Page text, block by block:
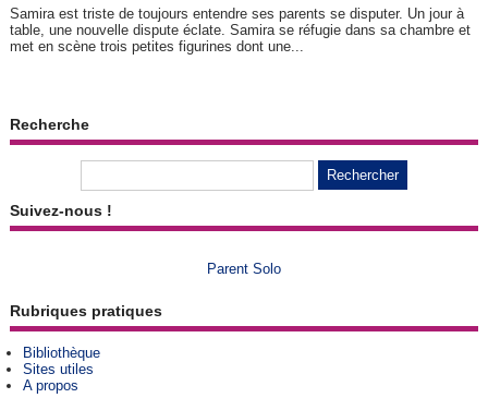
Samira est triste de toujours entendre ses parents se disputer. Un jour à
table, une nouvelle dispute éclate. Samira se réfugie dans sa chambre et
met en scène trois petites figurines dont une...
Recherche
Suivez-nous !
Parent Solo
Rubriques pratiques
Bibliothèque
Sites utiles
A propos